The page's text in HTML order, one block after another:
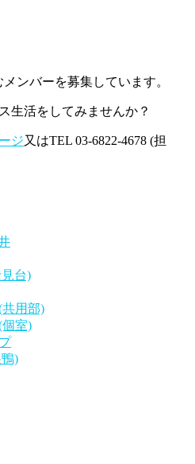
ンバーを募集しています。
生活をしてみませんか？
ジ又はTEL 03-6822-4678 (担
台)
用部)
室)
)